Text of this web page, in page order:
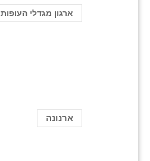
ארגון מגדלי העופות
ארנונה